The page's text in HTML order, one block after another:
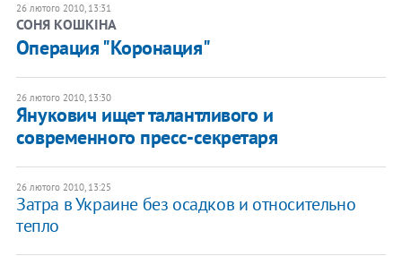
26 лютого 2010, 13:31
СОНЯ КОШКІНА
Операция "Коронация"
26 лютого 2010, 13:30
Янукович ищет талантливого и
современного пресс-секретаря
26 лютого 2010, 13:25
Затра в Украине без осадков и относительно
тепло